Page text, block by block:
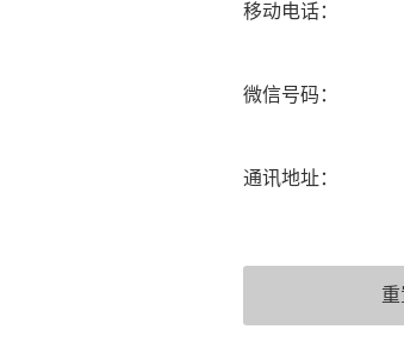
移动电话：
微信号码：
通讯地址：